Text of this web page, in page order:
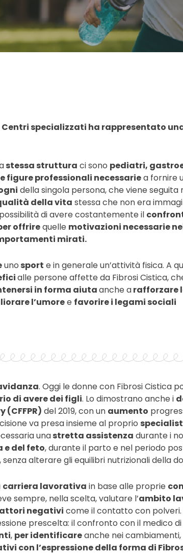
Centri specializzati ha rappresentato
stessa struttura ci sono pediatri,
figure professionali necessariea fornire
della singola persona, che viene
della vita stessa che non era
di avere costantemente il
offrirequelle motivazioni necessarie
mirati.
uno sport e in generale un’attività fisica. A
alle persone affette da Fibrosi Cistica,
in forma aiutaanche arafforzare
l’umoree favorire i legami sociali
. Oggi le donne con Fibrosi Cistica
di avere dei figli. Lo dimostrano anche i
(CFFPR) del 2019, con un aumento
va presa insieme al proprio
unastretta assistenza durante i
e del feto, durante il parto e nel periodo
, senza alterare gli equilibri nutrizionali della
carriera lavorativa in base alle proprie
sempre, nella scelta, valutare l’ambito
negativi come il contatto con polveri.
prescelta: il confronto con il medico
, per identificareanche nei cambiamenti,
con l’espressione della forma di